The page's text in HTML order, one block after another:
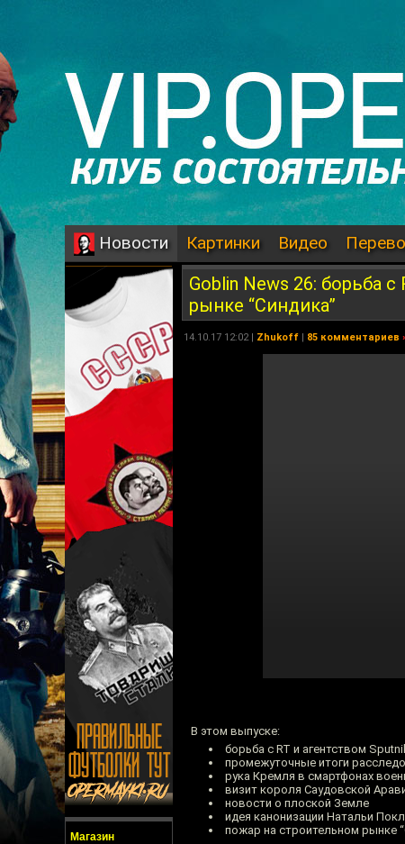
Новости Картинки Видео
Магазин
Goblin News 26: борьба
рынке “Синдика”
14.10.17 12:02 | Zhukoff | 85 комментариев
В этом выпуске:
борьба с RT и агентством
промежуточные итоги
рука Кремля в смартфонах
визит короля Саудовской
новости о плоской Земле
идея канонизации Натальи
пожар на строительном рынке